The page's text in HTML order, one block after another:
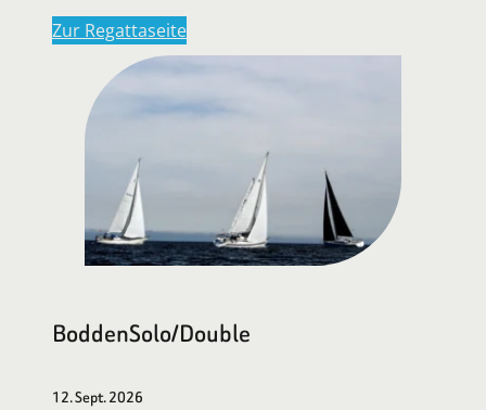
Zur Regattaseite
BoddenSolo/Double
12. Sept. 2026